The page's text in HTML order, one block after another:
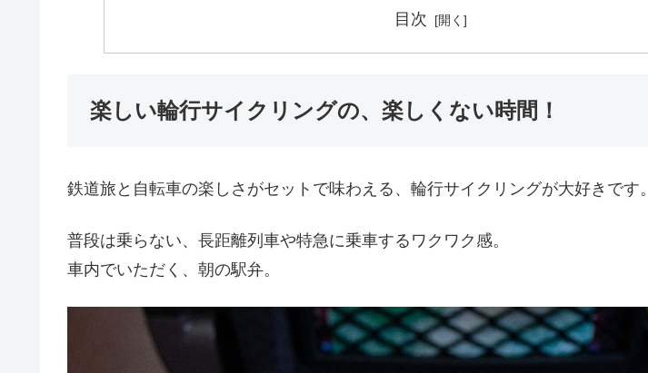
目次
楽しい輪行サイクリングの、楽しくない時間！
鉄道旅と自転車の楽しさがセットで味わえる、輪行サイクリングが大好きです。
普段は乗らない、長距離列車や特急に乗車するワクワク感。
車内でいただく、朝の駅弁。